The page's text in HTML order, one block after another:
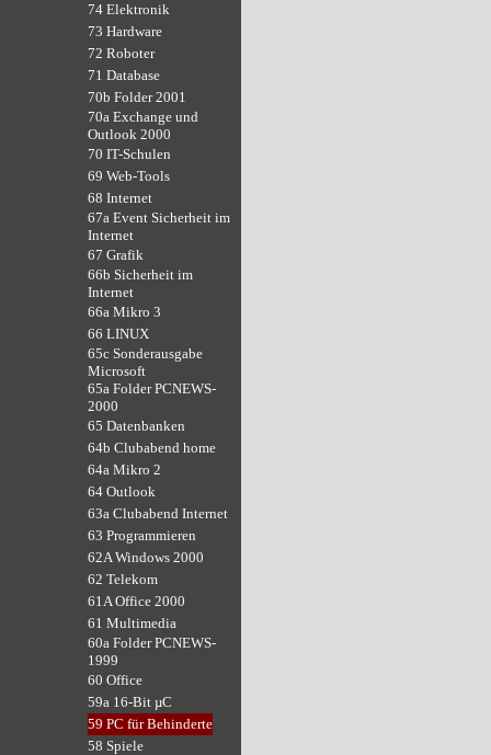
74 Elektronik
73 Hardware
72 Roboter
71 Database
70b Folder 2001
70a Exchange und
Outlook 2000
70 IT-Schulen
69 Web-Tools
68 Internet
67a Event Sicherheit im
Internet
67 Grafik
66b Sicherheit im
Internet
66a Mikro 3
66 LINUX
65c Sonderausgabe
Microsoft
65a Folder PCNEWS-
2000
65 Datenbanken
64b Clubabend home
64a Mikro 2
64 Outlook
63a Clubabend Internet
63 Programmieren
62A Windows 2000
62 Telekom
61A Office 2000
61 Multimedia
60a Folder PCNEWS-
1999
60 Office
59a 16-Bit µC
59 PC für Behinderte
58 Spiele